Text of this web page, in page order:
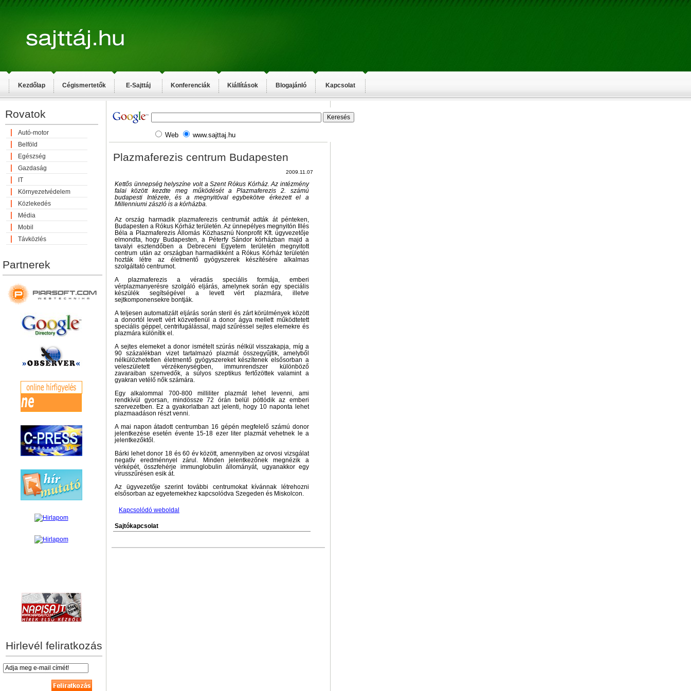
Kezdőlap Cégismertetők E-Sajttáj Konferenciák Kiállítások Blogajánló Kapcsolat
Rovatok
Autó-motor
Belföld
Egészség
Gazdaság
IT
Környezetvédelem
Közlekedés
Média
Mobil
Távközlés
Partnerek
Hirlevél feliratkozás
Web www.sajttaj.hu
Plazmaferezis centrum Budapesten
2009.11.07
Kettős ünnepség helyszíne volt a Szent Rókus Kórház. Az intézmény
falai között kezdte meg működését a Plazmaferezis 2. számú
budapesti Intézete, és a megnyitóval egybekötve érkezett el a
Millenniumi zászló is a kórházba.
Az ország harmadik plazmaferezis centrumát adták át pénteken,
Budapesten a Rókus Kórház területén. Az ünnepélyes megnyitón Illés
Béla a Plazmaferezis Állomás Közhasznú Nonprofit Kft. ügyvezetője
elmondta, hogy Budapesten, a Péterfy Sándor kórházban majd a
tavalyi esztendőben a Debreceni Egyetem területén megnyitott
centrum után az országban harmadikként a Rókus Kórház területén
hozták létre az életmentő gyógyszerek készítésére alkalmas
szolgáltató centrumot.
A plazmaferezis a véradás speciális formája, emberi
vérplazmanyerésre szolgáló eljárás, amelynek során egy speciális
készülék segítségével a levett vért plazmára, illetve
sejtkomponensekre bontják.
A teljesen automatizált eljárás során steril és zárt körülmények között
a donortól levett vért közvetlenül a donor ágya mellett működtetett
speciális géppel, centrifugálással, majd szűréssel sejtes elemekre és
plazmára különítik el.
A sejtes elemeket a donor ismételt szúrás nélkül visszakapja, míg a
90 százalékban vizet tartalmazó plazmát összegyűjtik, amelyből
nélkülözhetetlen életmentő gyógyszereket készítenek elsősorban a
veleszületett vérzékenységben, immunrendszer különböző
zavaraiban szenvedők, a súlyos szeptikus fertőzöttek valamint a
gyakran vetélő nők számára.
Egy alkalommal 700-800 milliliter plazmát lehet levenni, ami
rendkívül gyorsan, mindössze 72 órán belül pótlódik az emberi
szervezetben. Ez a gyakorlatban azt jelenti, hogy 10 naponta lehet
plazmaadáson részt venni.
A mai napon átadott centrumban 16 gépén megfelelő számú donor
jelentkezése esetén évente 15-18 ezer liter plazmát vehetnek le a
jelentkezőktől.
Bárki lehet donor 18 és 60 év között, amennyiben az orvosi vizsgálat
negatív eredménnyel zárul. Minden jelentkezőnek megnézik a
vérképét, összfehérje immunglobulin állományát, ugyanakkor egy
vírusszűrésen esik át.
Az ügyvezetője szerint további centrumokat kívánnak létrehozni
elsősorban az egyetemekhez kapcsolódva Szegeden és Miskolcon.
Kapcsolódó weboldal
Sajtókapcsolat